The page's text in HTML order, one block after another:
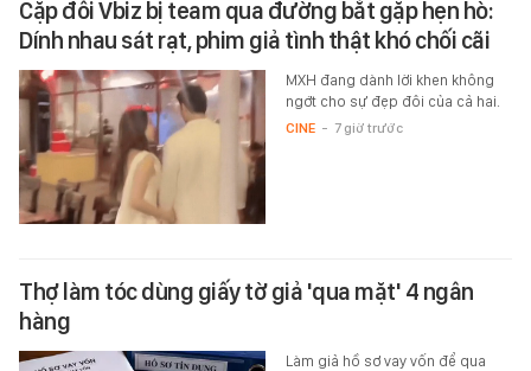
Cặp đôi Vbiz bị team qua đường bắt gặp hẹn hò:
Dính nhau sát rạt, phim giả tình thật khó chối cãi
MXH đang dành lời khen không
ngớt cho sự đẹp đôi của cả hai.
CINE - 7 giờ trước
Thợ làm tóc dùng giấy tờ giả 'qua mặt' 4 ngân
hàng
Làm giả hồ sơ vay vốn để qua